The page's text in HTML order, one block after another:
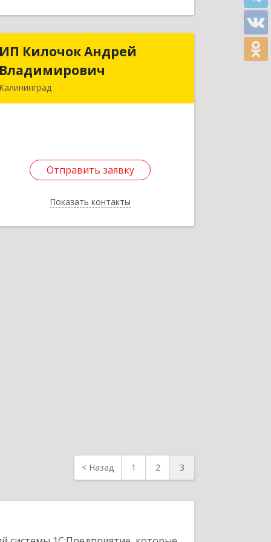
ИП Килочок Андрей
Владимирович
Калининград
Отправить заявку
Показать контакты
ИП Килочок Андрей
Владимирович
Подробнее
< Назад 1 2 3